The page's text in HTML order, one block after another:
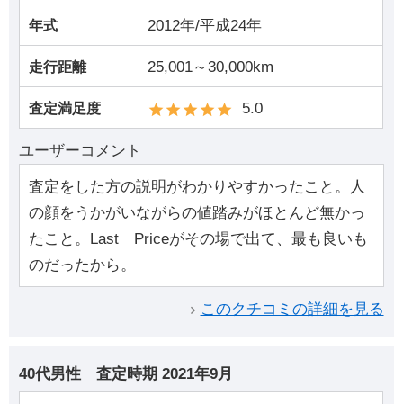
年式 2012年/平成24年
走行距離 25,001～30,000km
査定満足度 5.0
ユーザーコメント
査定をした方の説明がわかりやすかったこと。人
の顔をうかがいながらの値踏みがほとんど無かっ
たこと。Last Priceがその場で出て、最も良いも
のだったから。
このクチコミの詳細を見る
40代男性 査定時期 2021年9月